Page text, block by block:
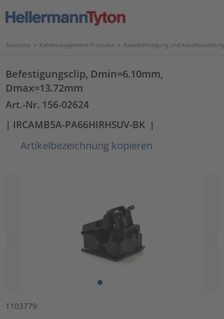
Startseite > Kabelmanagement-Produkte > Kabelbefestigung und
Befestigungsclip, Dmin=6.10mm,
Dmax=13.72mm
Art.-Nr. 156-02624
| IRCAMB5A-PA66HIRHSUV-BK |
Artikelbezeichnung kopieren
1103779